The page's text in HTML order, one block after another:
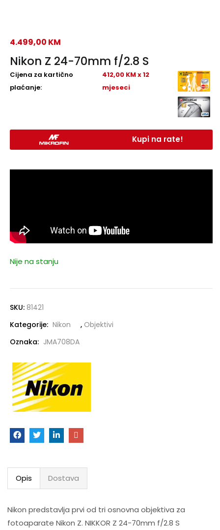
Nikon Z 24-70mm f/2.8 S
4.499,00 KM
Cijena za kartično
plaćanje:
412,00 KM x 12
mjeseci
Kupi na rate!
Nije na stanju
SKU: 81421
Kategorije: Nikon , Objektivi
Oznaka: JMA708DA
Opis Dostava
Nikon predstavlja prvi od tri osnovna objektiva za
fotoaparate Nikon Z. NIKKOR Z 24-70mm f/2.8 S